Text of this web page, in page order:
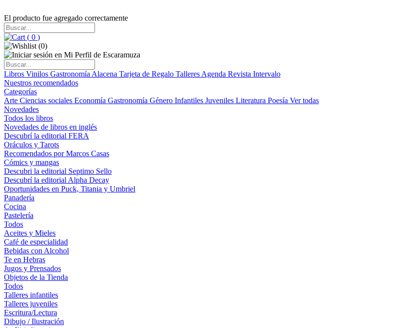
El producto fue agregado correctamente
( 0 )
(0)
Libros Vinilos Gastronomía Alacena Tarjeta de Regalo Talleres Agenda Revista Intervalo
Nuestros recomendados
Categorías
Arte Ciencias sociales Economía Gastronomía Género Infantiles Juveniles Literatura Poesía Ver todas
Novedades
Todos los libros
Novedades de libros en inglés
Descubrí la editorial FERA
Oráculos y Tarots
Recomendados por Marcos Casas
Cómics y mangas
Descubri la editorial Septimo Sello
Descubrí la editorial Alpha Decay
Oportunidades en Puck, Titania y Umbriel
Panadería
Cocina
Pastelería
Todos
Aceites y Mieles
Café de especialidad
Bebidas con Alcohol
Te en Hebras
Jugos y Prensados
Objetos de la Tienda
Todos
Talleres infantiles
Talleres juveniles
Escritura/Lectura
Dibujo / Ilustración